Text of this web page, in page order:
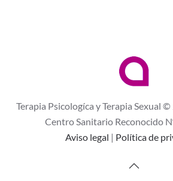
Terapia Psicologíca y Terapia Sexual
Centro Sanitario Reconocido
Aviso legal | Política de